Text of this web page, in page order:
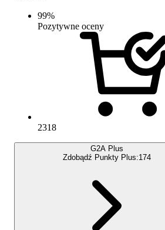
99%
Pozytywne oceny
2318
G2A Plus
Zdobądź Punkty Plus:174